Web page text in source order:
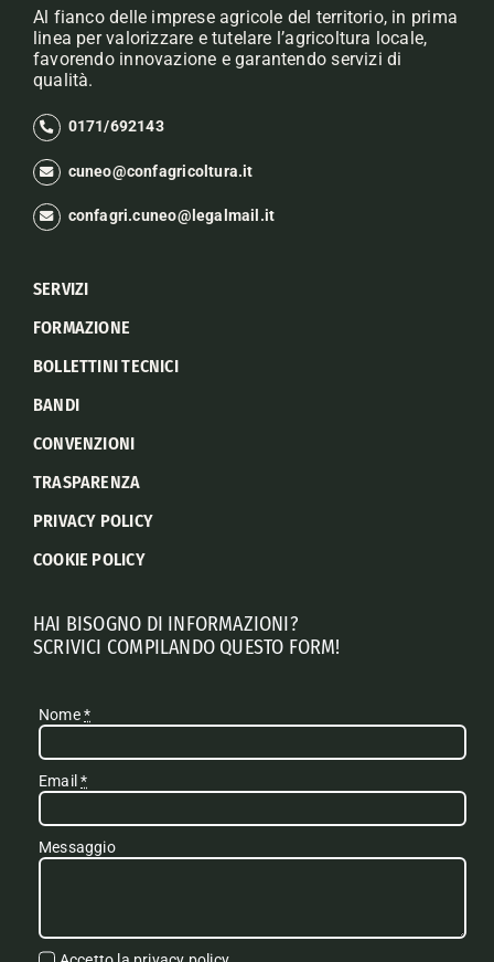
Al fianco delle imprese agricole del territorio, in prima
linea per valorizzare e tutelare l’agricoltura locale,
favorendo innovazione e garantendo servizi di
qualità.
0171/692143
cuneo@confagricoltura.it
confagri.cuneo@legalmail.it
SERVIZI
FORMAZIONE
BOLLETTINI TECNICI
BANDI
CONVENZIONI
TRASPARENZA
PRIVACY POLICY
COOKIE POLICY
HAI BISOGNO DI INFORMAZIONI?
SCRIVICI COMPILANDO QUESTO FORM!
Nome*
Email*
Messaggio